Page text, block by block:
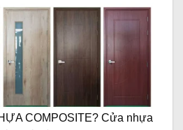
COMPOSITE? Cửa nhựa